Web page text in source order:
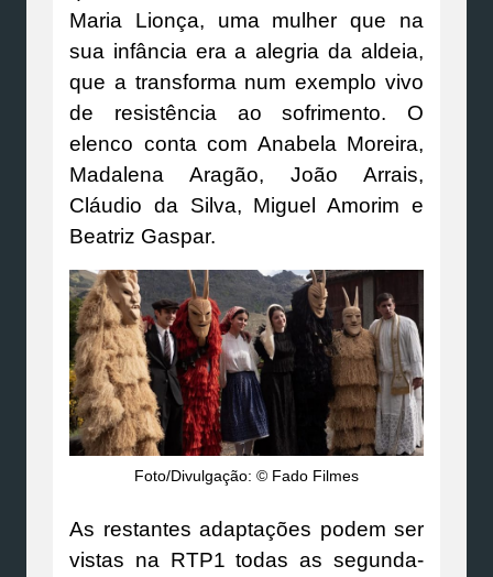
Maria Lionça, uma mulher que na
sua infância era a alegria da aldeia,
que a transforma num exemplo vivo
de resistência ao sofrimento. O
elenco conta com Anabela Moreira,
Madalena Aragão, João Arrais,
Cláudio da Silva, Miguel Amorim e
Beatriz Gaspar.
Foto/Divulgação: © Fado Filmes
As restantes adaptações podem ser
vistas na RTP1 todas as segunda-